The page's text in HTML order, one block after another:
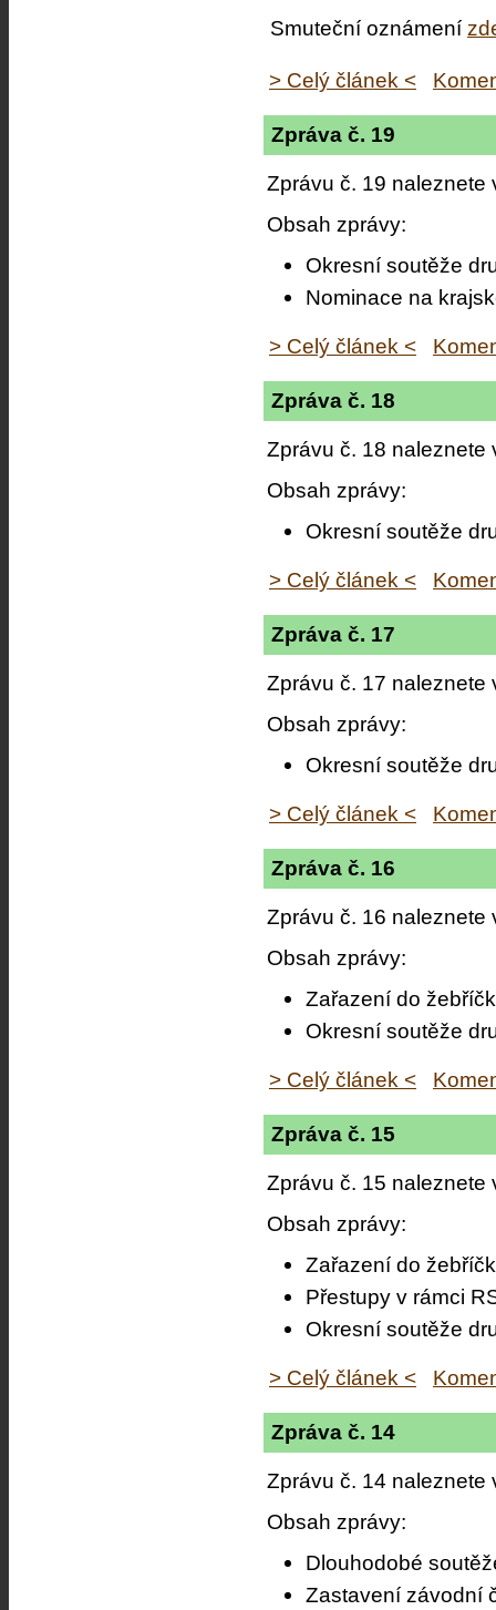
Smuteční oznámení
> Celý článek <
Zpráva č. 19
Zprávu č. 19 naleznete
Obsah zprávy:
Okresní soutěže
Nominace na
> Celý článek <
Zpráva č. 18
Zprávu č. 18 naleznete
Obsah zprávy:
Okresní soutěže
> Celý článek <
Zpráva č. 17
Zprávu č. 17 naleznete
Obsah zprávy:
Okresní soutěže
> Celý článek <
Zpráva č. 16
Zprávu č. 16 naleznete
Obsah zprávy:
Zařazení do
Okresní soutěže
> Celý článek <
Zpráva č. 15
Zprávu č. 15 naleznete
Obsah zprávy:
Zařazení do
Přestupy v rámci
Okresní soutěže
> Celý článek <
Zpráva č. 14
Zprávu č. 14 naleznete
Obsah zprávy:
Dlouhodobé
Zastavení závodní